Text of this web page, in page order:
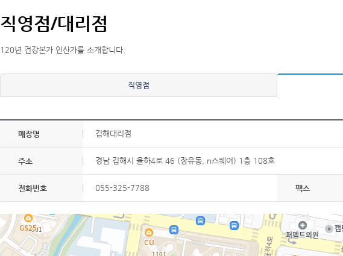
직영점/대리점
120년 건강본가 인산가를 소개합니다.
직영점
매장명 김해대리점
주소 경남 김해시 율하4로 46 (장유동, n스퀘어) 1층 108호
전화번호 055-325-7788 팩스